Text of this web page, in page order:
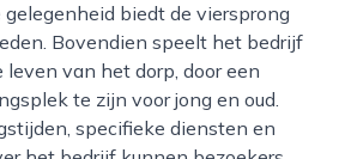
biedt de viersprong
Bovendien speelt het bedrijf
van het dorp, door een
te zijn voor jong en oud.
specifieke diensten en